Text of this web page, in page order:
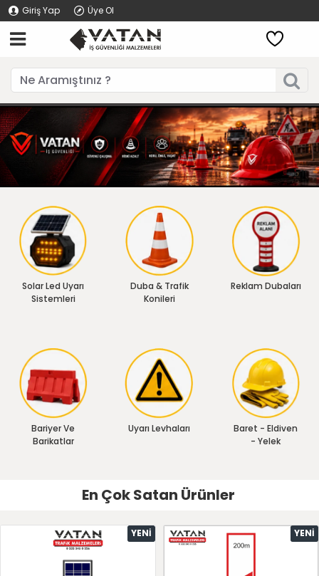
Giriş Yap Üye Ol
Solar Led Uyarı
Sistemleri
Duba & Trafik
Konileri
Reklam Dubaları
Bariyer Ve
Barikatlar
Uyarı Levhaları
Baret - Eldiven
- Yelek
En Çok Satan Ürünler
YENI YENI